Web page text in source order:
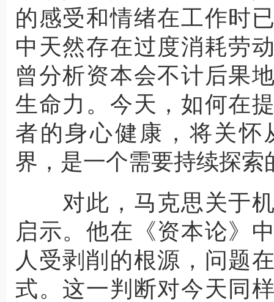
的感受和情绪在工作时
中天然存在过度消耗劳
曾分析资本会不计后果
生命力。今天，如何在
者的身心健康，将关怀
界，是一个需要持续探索
对此，马克思关于机
启示。他在《资本论》
人受剥削的根源，问题
式。这一判断对今天同